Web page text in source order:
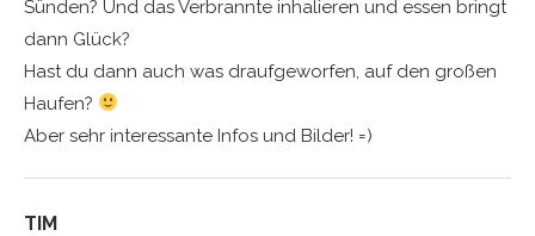
Sünden? Und das Verbrannte inhalieren und essen bringt
dann Glück?
Hast du dann auch was draufgeworfen, auf den großen
Haufen?
Aber sehr interessante Infos und Bilder! =)
TIM